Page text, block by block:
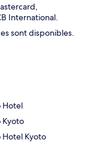
International.
sont disponibles.
Hotel
Kyoto
Hotel Kyoto